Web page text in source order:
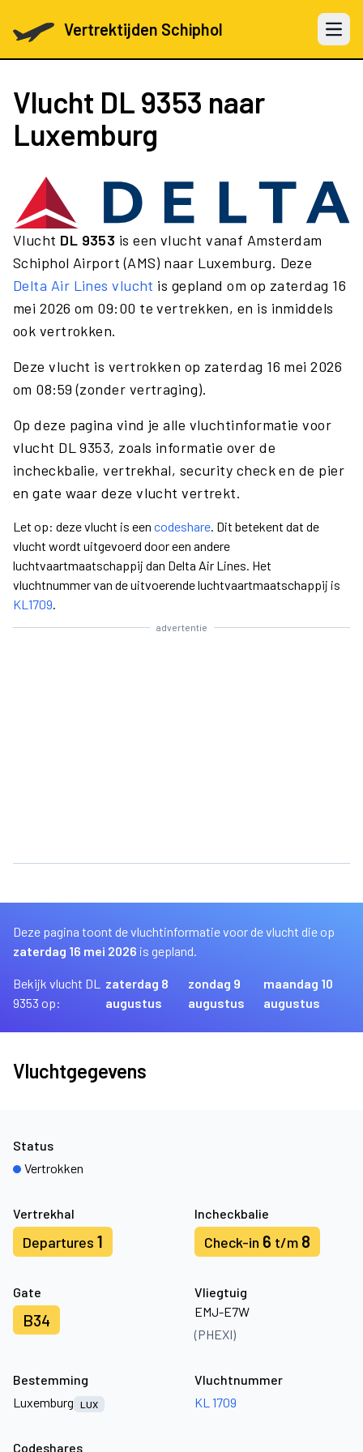
Vertrektijden Schiphol Open
Vlucht DL 9353 naar
Luxemburg
Vlucht DL 9353 is een vlucht vanaf Amsterdam
Schiphol Airport (AMS) naar Luxemburg. Deze
Delta Air Lines vlucht is gepland om op zaterdag 16
mei 2026 om 09:00 te vertrekken, en is inmiddels
ook vertrokken.
Deze vlucht is vertrokken op zaterdag 16 mei 2026
om 08:59 (zonder vertraging).
Op deze pagina vind je alle vluchtinformatie voor
vlucht DL 9353, zoals informatie over de
incheckbalie, vertrekhal, security check en de pier
en gate waar deze vlucht vertrekt.
Let op: deze vlucht is een codeshare. Dit betekent dat de
vlucht wordt uitgevoerd door een andere
luchtvaartmaatschappij dan Delta Air Lines. Het
vluchtnummer van de uitvoerende luchtvaartmaatschappij is
KL1709.
advertentie
Deze pagina toont de vluchtinformatie voor de vlucht die op
zaterdag 16 mei 2026 is gepland.
Bekijk vlucht DL
9353 op:
zaterdag 8
augustus
zondag 9
augustus
maandag 10
augustus
Vluchtgegevens
Vertrekhal
Departures 1
Incheckbalie
Check-in 6 t/m 8
Gate
B34
Vliegtuig
EMJ-E7W
(PHEXI)
Status
Vertrokken
Bestemming
Luxemburg
LUX
Vluchtnummer
KL 1709
Codeshares